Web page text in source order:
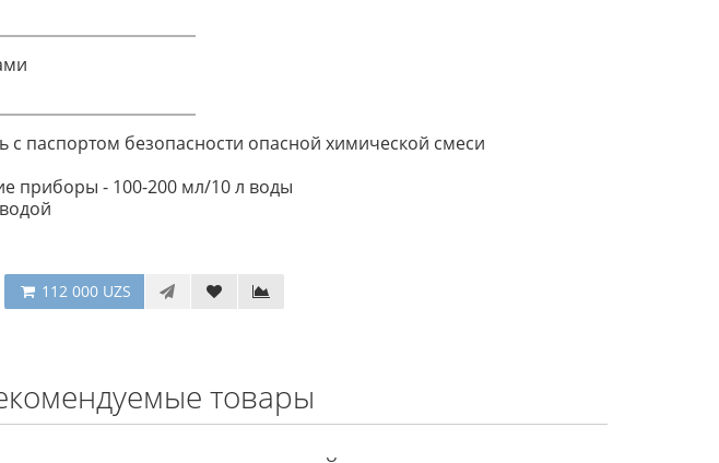
с паспортом безопасности опасной химической смеси
приборы - 100-200 мл/10 л воды
112 000 UZS
товары